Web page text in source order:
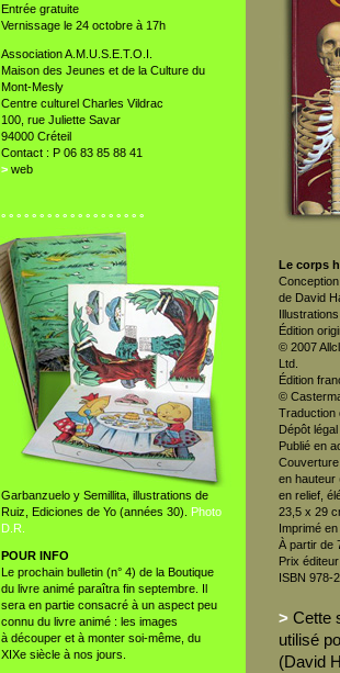
Entrée gratuite
Vernissage le 24 octobre à 17h
Association A.M.U.S.E.T.O.I.
Maison des Jeunes et de la Culture du
Mont-Mesly
Centre culturel Charles Vildrac
100, rue Juliette Savar
94000 Créteil
Contact : P 06 83 85 88 41
> web
° ° ° ° ° ° ° ° ° ° ° ° ° ° ° ° ° ° °
Garbanzuelo y Semillita, illustrations de
Ruiz, Ediciones de Yo (années 30).
Photo
D.R.
POUR INFO
Le prochain bulletin (n° 4) de la Boutique
du livre animé paraîtra fin septembre. Il
sera en partie consacré à un aspect peu
connu du livre animé : les images
à découper et à monter soi-même, du
XIXe siècle à nos jours.
Le corps
de David
Édition
© 2007
Ltd.
Édition
©
Traduction
Dépôt
Publié en
en hauteur
en relief,
23,5 x 29
Imprimé
À partir de
Prix
ISBN 978-
>Cette
utilisé
(David